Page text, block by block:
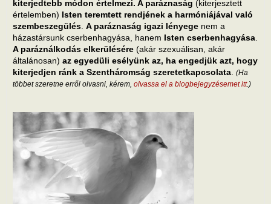
kiterjedtebb módon értelmezi. A paráznaság (kiterjesztett
értelemben) Isten teremtett rendjének a harmóniájával való
szembeszegülés A paráznaság igazi lényege nem a
házastársunk cserbenhagyása, hanem Isten cserbenhagyása
A paráználkodás elkerülésére (akár szexuálisan, akár
általánosan) az egyedüli esélyünk az, ha engedjük azt, hogy
kiterjedjen ránk a Szentháromság szeretetkapcsolata (Ha
többet szeretne erről olvasni, kérem, olvassa el a blogbejegyzésemet itt.)